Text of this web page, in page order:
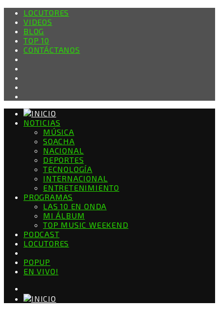
LOCUTORES
VIDEOS
BLOG
TOP 10
CONTÁCTANOS
NOTICIAS
MÚSICA
SOACHA
NACIONAL
DEPORTES
TECNOLOGÍA
INTERNACIONAL
ENTRETENIMIENTO
PROGRAMAS
LAS 10 EN ONDA
MI ÁLBUM
TOP MUSIC WEEKEND
PODCAST
LOCUTORES
POPUP
EN VIVO!